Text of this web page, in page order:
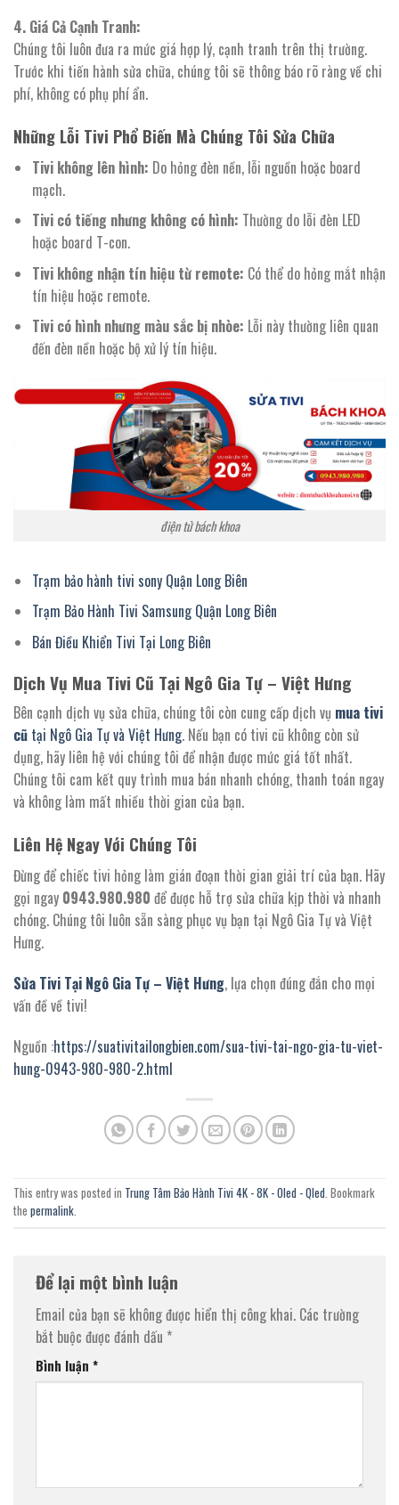
4. Giá Cả Cạnh Tranh:
Chúng tôi luôn đưa ra mức giá hợp lý, cạnh tranh trên thị trường.
Trước khi tiến hành sửa chữa, chúng tôi sẽ thông báo rõ ràng về chi
phí, không có phụ phí ẩn.
Những Lỗi Tivi Phổ Biến Mà Chúng Tôi Sửa Chữa
Tivi không lên hình: Do hỏng đèn nền, lỗi nguồn hoặc board
mạch.
Tivi có tiếng nhưng không có hình: Thường do lỗi đèn LED
hoặc board T-con.
Tivi không nhận tín hiệu từ remote: Có thể do hỏng mắt nhận
tín hiệu hoặc remote.
Tivi có hình nhưng màu sắc bị nhòe: Lỗi này thường liên quan
đến đèn nền hoặc bộ xử lý tín hiệu.
điện tử bách khoa
Trạm bảo hành tivi sony Quận Long Biên
Trạm Bảo Hành Tivi Samsung Quận Long Biên
Bán Điều Khiển Tivi Tại Long Biên
Dịch Vụ Mua Tivi Cũ Tại Ngô Gia Tự – Việt Hưng
Bên cạnh dịch vụ sửa chữa, chúng tôi còn cung cấp dịch vụ mua tivi
cũ tại Ngô Gia Tự và Việt Hưng. Nếu bạn có tivi cũ không còn sử
dụng, hãy liên hệ với chúng tôi để nhận được mức giá tốt nhất.
Chúng tôi cam kết quy trình mua bán nhanh chóng, thanh toán ngay
và không làm mất nhiều thời gian của bạn.
Liên Hệ Ngay Với Chúng Tôi
Đừng để chiếc tivi hỏng làm gián đoạn thời gian giải trí của bạn. Hãy
gọi ngay 0943.980.980 để được hỗ trợ sửa chữa kịp thời và nhanh
chóng. Chúng tôi luôn sẵn sàng phục vụ bạn tại Ngô Gia Tự và Việt
Hưng.
Sửa Tivi Tại Ngô Gia Tự – Việt Hưng, lựa chọn đúng đắn cho mọi
vấn đề về tivi!
Nguồn :https://suativitailongbien.com/sua-tivi-tai-ngo-gia-tu-viet-
hung-0943-980-980-2.html
This entry was posted in Trung Tâm Bảo Hành Tivi 4K - 8K - Oled - Qled. Bookmark
the permalink.
Để lại một bình luận
Email của bạn sẽ không được hiển thị công khai. Các trường
bắt buộc được đánh dấu *
Bình luận *